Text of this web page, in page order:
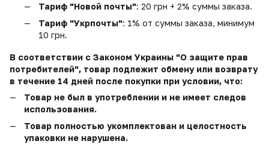
Тариф "Новой почты": 20 грн + 2% суммы заказа.
Тариф "Укрпочты": 1% от суммы заказа, минимум
10 грн.
В соответствии с Законом Украины "О защите прав
потребителей", товар подлежит обмену или возврату
в течение 14 дней после покупки при условии, что:
Товар не был в употреблении и не имеет следов
использования.
Товар полностью укомплектован и целостность
упаковки не нарушена.